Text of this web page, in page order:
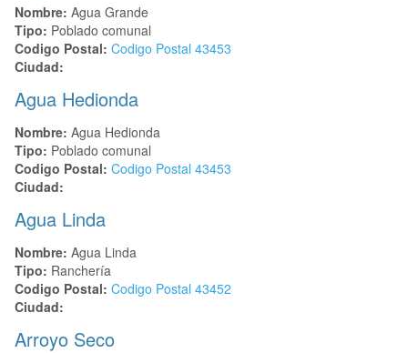
Nombre: Agua Grande
Tipo: Poblado comunal
Codigo Postal: Codigo Postal 43453
Ciudad:
Agua Hedionda
Nombre: Agua Hedionda
Tipo: Poblado comunal
Codigo Postal: Codigo Postal 43453
Ciudad:
Agua Linda
Nombre: Agua Linda
Tipo: Ranchería
Codigo Postal: Codigo Postal 43452
Ciudad:
Arroyo Seco